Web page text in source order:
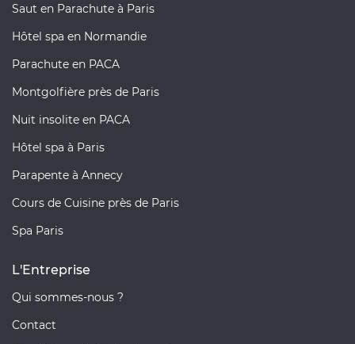
Saut en Parachute à Paris
Hôtel spa en Normandie
Parachute en PACA
Montgolfière près de Paris
Nuit insolite en PACA
Hôtel spa à Paris
Parapente à Annecy
Cours de Cuisine près de Paris
Spa Paris
L'Entreprise
Qui sommes-nous ?
Contact